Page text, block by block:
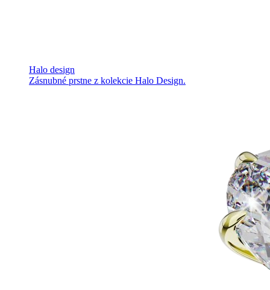
Halo design
Zásnubné prstne z kolekcie Halo Design.